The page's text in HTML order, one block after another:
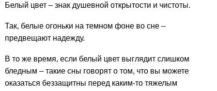
Белый цвет – знак душевной открытости и чистоты.
Так, белые огоньки на темном фоне во сне –
предвещают надежду.
В то же время, если белый цвет выглядит слишком
бледным – такие сны говорят о том, что вы можете
оказаться беззащитны перед каким-то тяжелым